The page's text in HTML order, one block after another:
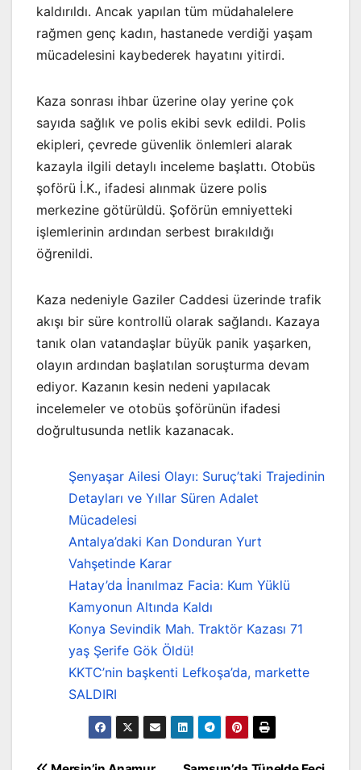
kaldırıldı. Ancak yapılan tüm müdahalelere
rağmen genç kadın, hastanede verdiği yaşam
mücadelesini kaybederek hayatını yitirdi.
Kaza sonrası ihbar üzerine olay yerine çok
sayıda sağlık ve polis ekibi sevk edildi. Polis
ekipleri, çevrede güvenlik önlemleri alarak
kazayla ilgili detaylı inceleme başlattı. Otobüs
şoförü İ.K., ifadesi alınmak üzere polis
merkezine götürüldü. Şoförün emniyetteki
işlemlerinin ardından serbest bırakıldığı
öğrenildi.
Kaza nedeniyle Gaziler Caddesi üzerinde trafik
akışı bir süre kontrollü olarak sağlandı. Kazaya
tanık olan vatandaşlar büyük panik yaşarken,
olayın ardından başlatılan soruşturma devam
ediyor. Kazanın kesin nedeni yapılacak
incelemeler ve otobüs şoförünün ifadesi
doğrultusunda netlik kazanacak.
Şenyaşar Ailesi Olayı: Suruç’taki Trajedinin
Detayları ve Yıllar Süren Adalet
Mücadelesi
Antalya’daki Kan Donduran Yurt
Vahşetinde Karar
Hatay’da İnanılmaz Facia: Kum Yüklü
Kamyonun Altında Kaldı
Konya Sevindik Mah. Traktör Kazası 71
yaş Şerife Gök Öldü!
KKTC’nin başkenti Lefkoşa’da, markette
SALDIRI